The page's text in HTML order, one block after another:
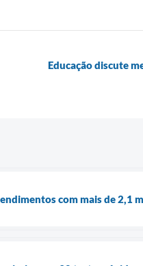
Educação discute
com mais de 2,1